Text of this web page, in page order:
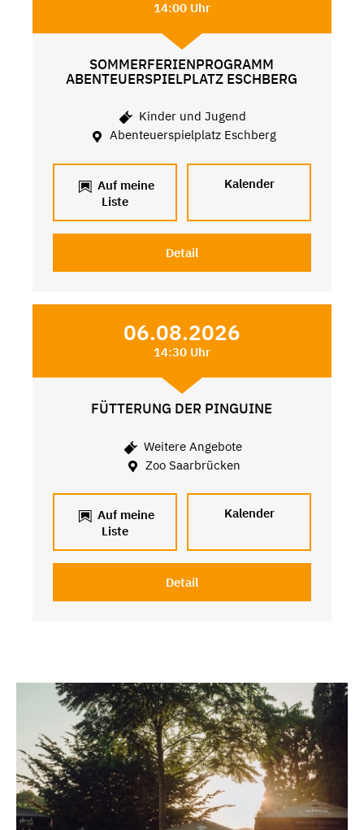
14:00 Uhr
SOMMERFERIENPROGRAMM
ABENTEUERSPIELPLATZ ESCHBERG
Kinder und Jugend
Abenteuerspielplatz Eschberg
Auf meine
Liste
Kalender
Detail
06.08.2026
14:30 Uhr
FÜTTERUNG DER PINGUINE
Weitere Angebote
Zoo Saarbrücken
Auf meine
Liste
Kalender
Detail